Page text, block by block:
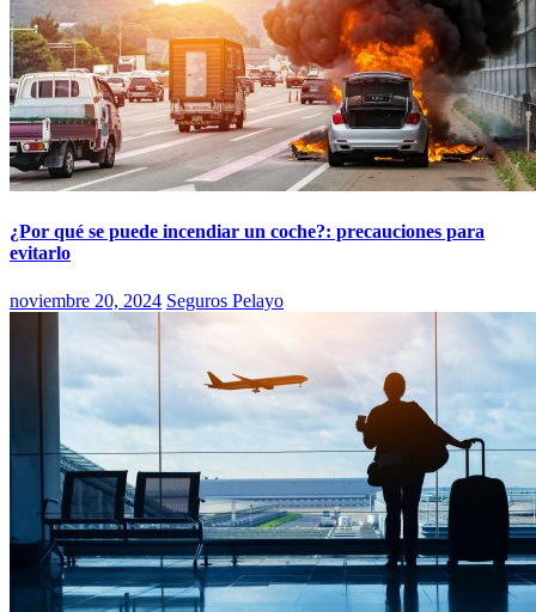
¿Por qué se puede incendiar un coche?: precauciones para
evitarlo
noviembre 20, 2024 Seguros Pelayo